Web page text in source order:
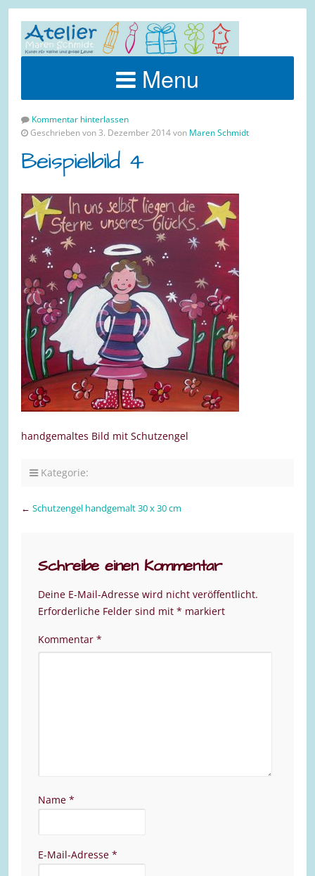
Menu
Kommentar hinterlassen
Geschrieben von 3. Dezember 2014 von Maren Schmidt
Beispielbild 4
handgemaltes Bild mit Schutzengel
Kategorie:
← Schutzengel handgemalt 30 x 30 cm
Schreibe einen Kommentar
Deine E-Mail-Adresse wird nicht veröffentlicht.
Erforderliche Felder sind mit * markiert
Kommentar *
Name *
E-Mail-Adresse *